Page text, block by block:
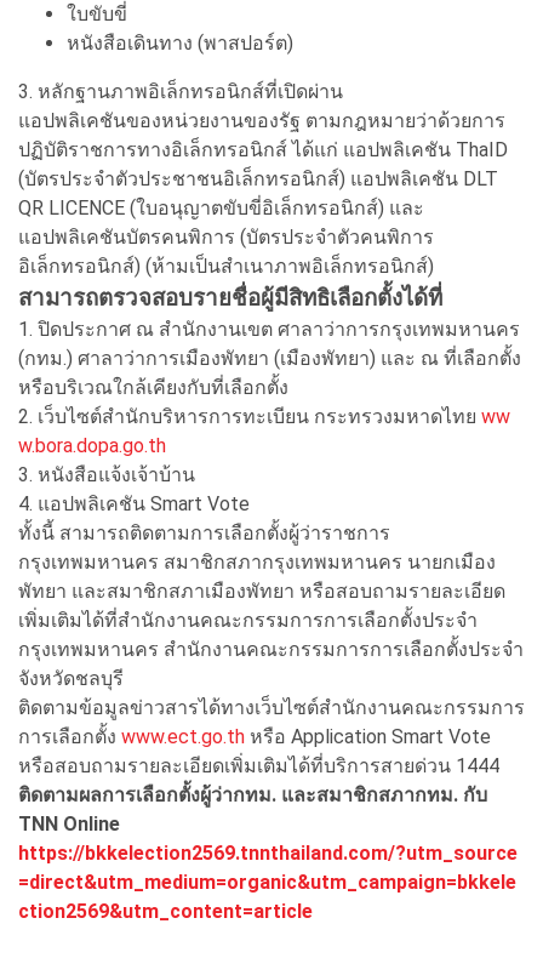
ใบขับขี่
หนังสือเดินทาง (พาสปอร์ต)
3. หลักฐานภาพอิเล็กทรอนิกส์ที่เปิดผ่าน
แอปพลิเคชันของหน่วยงานของรัฐ ตามกฎหมายว่าด้วยการ
ปฏิบัติราชการทางอิเล็กทรอนิกส์ ได้แก่ แอปพลิเคชัน ThaID
(บัตรประจำตัวประชาชนอิเล็กทรอนิกส์) แอปพลิเคชัน DLT
QR LICENCE (ใบอนุญาตขับขี่อิเล็กทรอนิกส์) และ
แอปพลิเคชันบัตรคนพิการ (บัตรประจำตัวคนพิการ
อิเล็กทรอนิกส์) (ห้ามเป็นสำเนาภาพอิเล็กทรอนิกส์)
สามารถตรวจสอบรายชื่อผู้มีสิทธิเลือกตั้งได้ที่
1. ปิดประกาศ ณ สำนักงานเขต ศาลาว่าการกรุงเทพมหานคร
(กทม.) ศาลาว่าการเมืองพัทยา (เมืองพัทยา) และ ณ ที่เลือกตั้ง
หรือบริเวณใกล้เคียงกับที่เลือกตั้ง
2. เว็บไซต์สำนักบริหารการทะเบียน กระทรวงมหาดไทย ww
w.bora.dopa.go.th
3. หนังสือแจ้งเจ้าบ้าน
4. แอปพลิเคชัน Smart Vote
ทั้งนี้ สามารถติดตามการเลือกตั้งผู้ว่าราชการ
กรุงเทพมหานคร สมาชิกสภากรุงเทพมหานคร นายกเมือง
พัทยา และสมาชิกสภาเมืองพัทยา หรือสอบถามรายละเอียด
เพิ่มเติมได้ที่สำนักงานคณะกรรมการการเลือกตั้งประจำ
กรุงเทพมหานคร สำนักงานคณะกรรมการการเลือกตั้งประจำ
จังหวัดชลบุรี
ติดตามข้อมูลข่าวสารได้ทางเว็บไซต์สำนักงานคณะกรรมการ
การเลือกตั้ง www.ect.go.th หรือ Application Smart Vote
หรือสอบถามรายละเอียดเพิ่มเติมได้ที่บริการสายด่วน 1444
ติดตามผลการเลือกตั้งผู้ว่ากทม. และสมาชิกสภากทม. กับ
TNN Online
https://bkkelection2569.tnnthailand.com/?utm_source
=direct&utm_medium=organic&utm_campaign=bkkele
ction2569&utm_content=article